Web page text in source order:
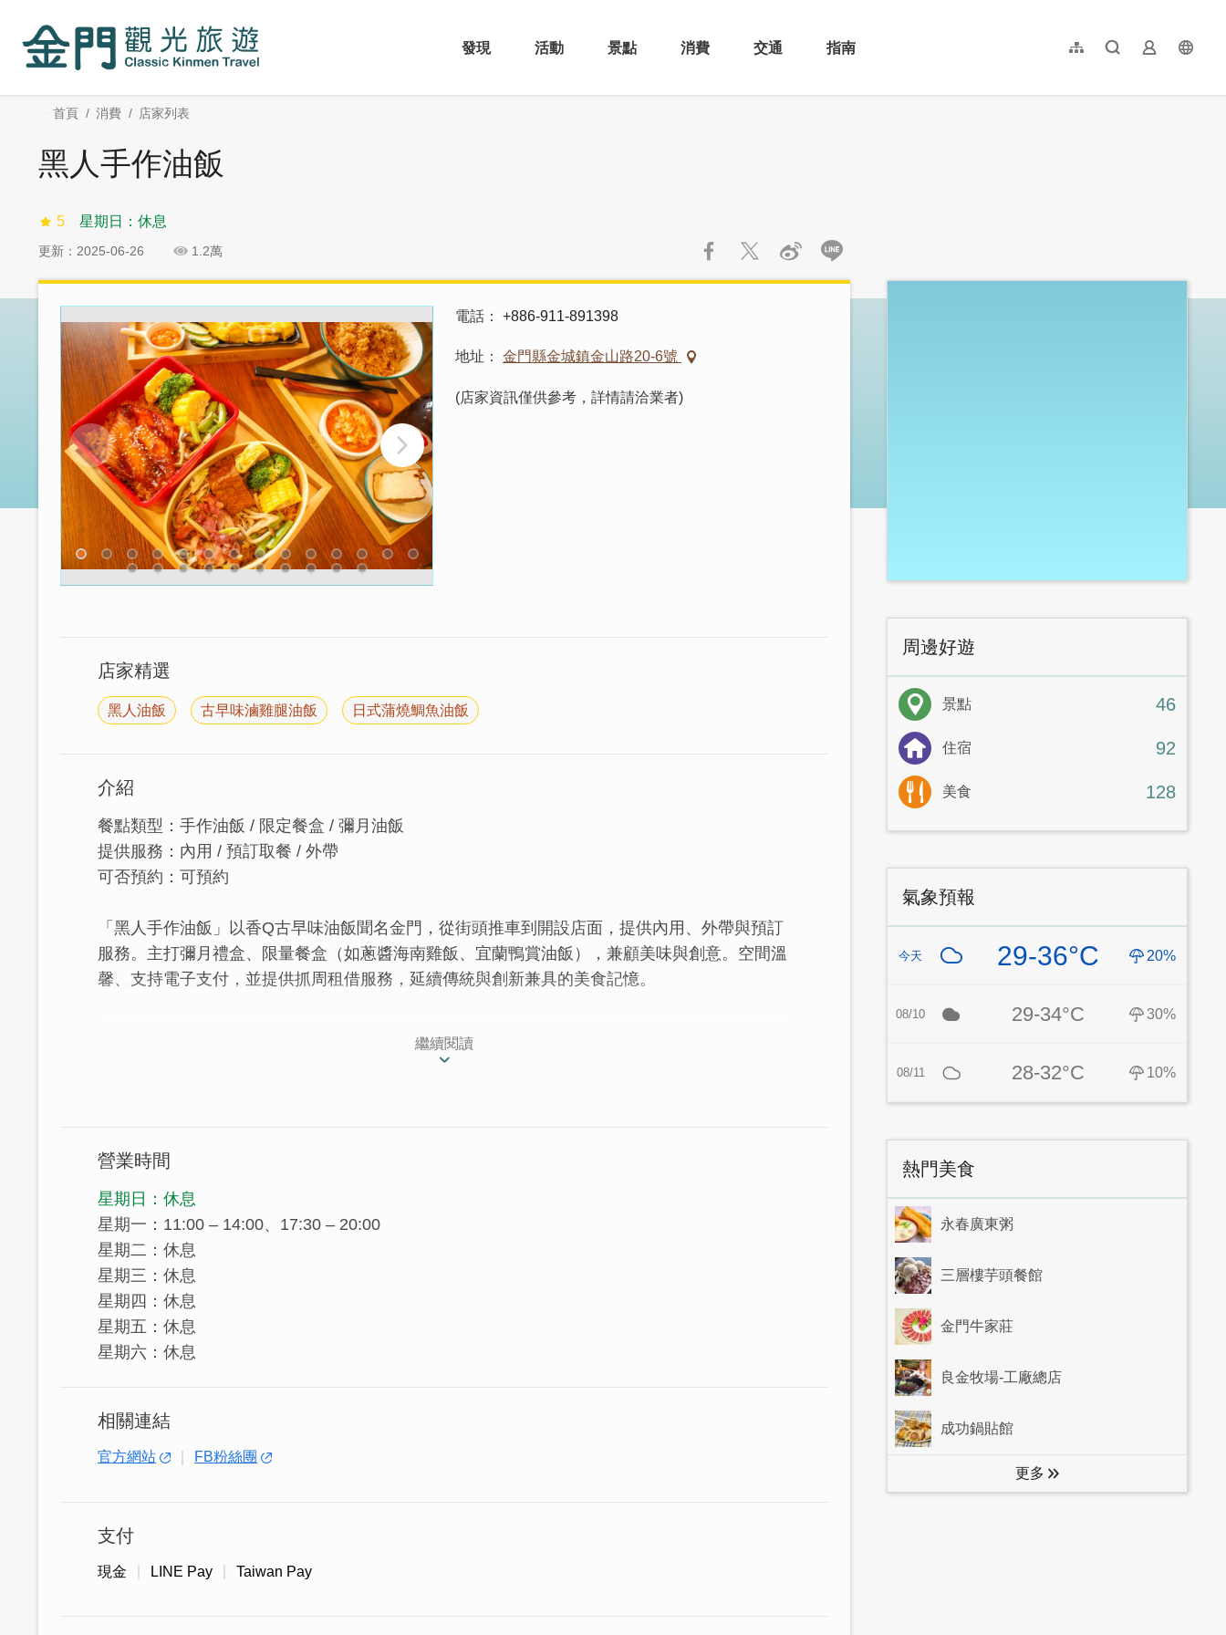
內
發現
活動 景點 消費 交通 指南 網站導覽全文檢索業者登入
简体中文
首頁 消費 店家列表
黑人手作油飯
5 星期日：休息
更新：2025-06-26 1.2萬
分
電話 +886-911-891398
地址 金門縣金城鎮金山路20-6號
(店家資訊僅供參考，詳情請洽業者)
店家精選
黑人油飯 古早味滷雞腿油飯 日式蒲燒鯛魚油飯
介紹
餐點類型：手作油飯 / 限定餐盒 / 彌月油飯
提供服務：內用 / 預訂取餐 / 外帶
可否預約：可預約
「黑人手作油飯」以香Q古早味油飯聞名金門，從街頭推車到開設店面，提供內用、外帶與預訂
服務。主打彌月禮盒、限量餐盒（如蔥醬海南雞飯、宜蘭鴨賞油飯），兼顧美味與創意。空間溫
馨、支持電子支付，並提供抓周租借服務，延續傳統與創新兼具的美食記憶。
「黑人手作油飯」一路以來都是金門街頭的經典回憶，從騎著腳踏車穿梭巷弄到如今擁有自己的
繼續閱讀
營業時間
星期日：休息
星期一：11:00 – 14:00、17:30 – 20:00
星期二：休息
星期三：休息
星期四：休息
星期五：休息
星期六：休息
相關連結
官方網站 FB粉絲團
支付
現金 LINE Pay Taiwan Pay
:::
周邊好遊
景點 46
住宿 92
美食 128
氣象預報
今天 29-36°C 20%
08/10 29-34°C 30%
08/11 28-32°C 10%
熱門美食
永春廣東粥
三層樓芋頭餐館
金門牛家莊
良金牧場-工廠總店
成功鍋貼館
更多